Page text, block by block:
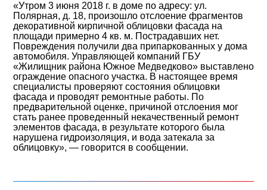
«Утром 3 июня 2018 г. в доме по адресу: ул.
Полярная, д. 18, произошло отслоение фрагментов
декоративной кирпичной облицовки фасада на
площади примерно 4 кв. м. Пострадавших нет.
Повреждения получили два припаркованных у дома
автомобиля. Управляющей компаний ГБУ
«Жилищник района Южное Медведково» выставлено
ограждение опасного участка. В настоящее время
специалисты проверяют состояния облицовки
фасада и проводят ремонтные работы. По
предварительной оценке, причиной отслоения мог
стать ранее проведенный некачественный ремонт
элементов фасада, в результате которого была
нарушена гидроизоляция, и вода затекала за
облицовку», — говорится в сообщении.